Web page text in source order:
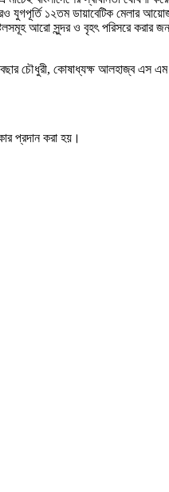
যুগপূর্তি ১২তম ডায়াবেটিক মেলার
আরো সুন্দর ও বৃহৎ পরিসরে করার
চৌধুরী, কোষাধ্যক্ষ আলহাজ্ব এস এম
প্রদান করা হয়।